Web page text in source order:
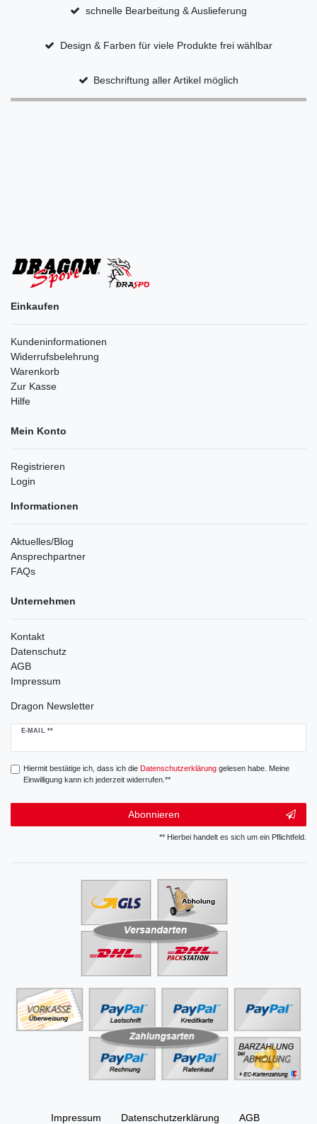
schnelle Bearbeitung & Auslieferung
Design & Farben für viele Produkte frei wählbar
Beschriftung aller Artikel möglich
Einkaufen
Kundeninformationen
Widerrufsbelehrung
Warenkorb
Zur Kasse
Hilfe
Mein Konto
Registrieren
Login
Informationen
Aktuelles/Blog
Ansprechpartner
FAQs
Unternehmen
Kontakt
Datenschutz
AGB
Impressum
Dragon Newsletter
E-MAIL **
Newsletter
Hiermit bestätige ich, dass ich die Daten­schutz­erklärunggelesen habe. Meine
Einwilligung kann ich jederzeit widerrufen.**
Abonnieren
** Hierbei handelt es sich um ein Pflichtfeld.
Impressum Daten­schutz­erklärung AGB